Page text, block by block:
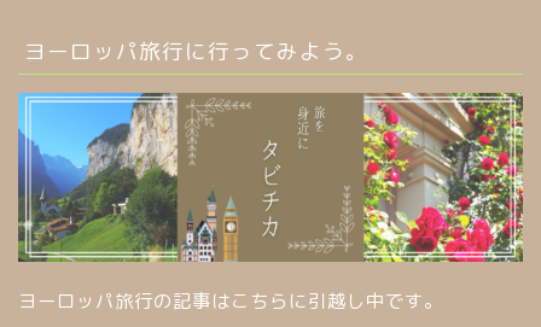
ヨーロッパ旅行に行ってみよう。
ヨーロッパ旅行の記事はこちらに引越し中です。